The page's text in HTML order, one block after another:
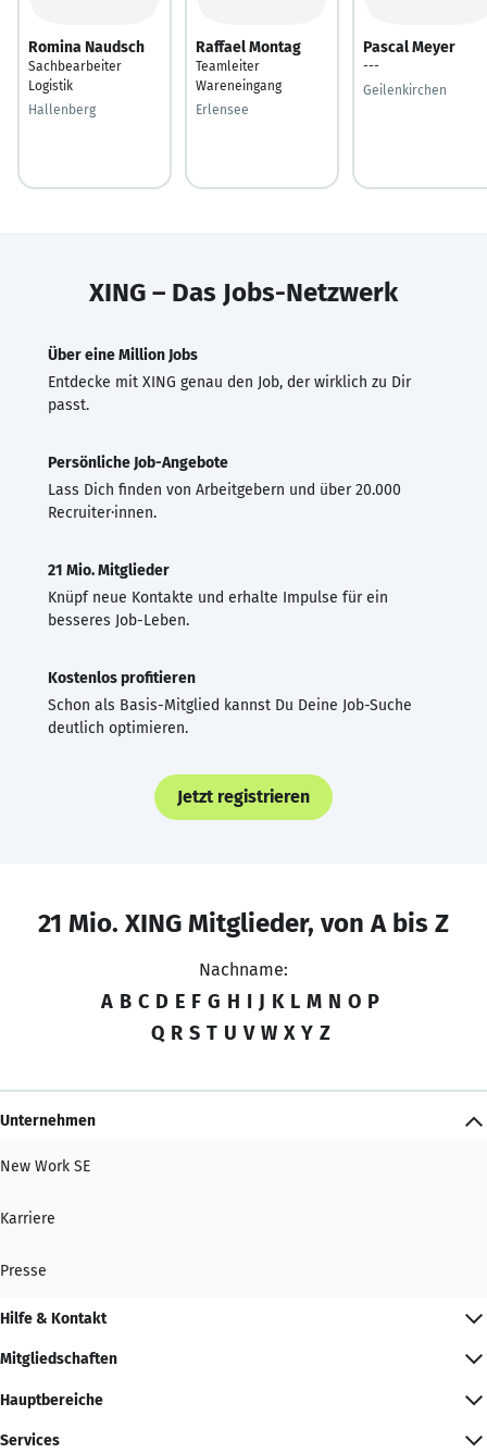
Romina Naudsch
Sachbearbeiter
Logistik
Hallenberg
Raffael Montag
Teamleiter
Wareneingang
Erlensee
Pascal Meyer
---
Geilenkirchen
XING – Das Jobs-Netzwerk
Über eine Million Jobs
Entdecke mit XING genau den Job, der wirklich zu Dir
passt.
Persönliche Job-Angebote
Lass Dich finden von Arbeitgebern und über 20.000
Recruiter·innen.
21 Mio. Mitglieder
Knüpf neue Kontakte und erhalte Impulse für ein
besseres Job-Leben.
Kostenlos profitieren
Schon als Basis-Mitglied kannst Du Deine Job-Suche
deutlich optimieren.
Jetzt registrieren
21 Mio. XING Mitglieder, von A bis Z
Nachname:
A B C D E F G H I J K L M N O P
Q R S T U V W X Y Z
Unternehmen
New Work SE
Karriere
Presse
Hilfe & Kontakt
Mitgliedschaften
Hauptbereiche
Services